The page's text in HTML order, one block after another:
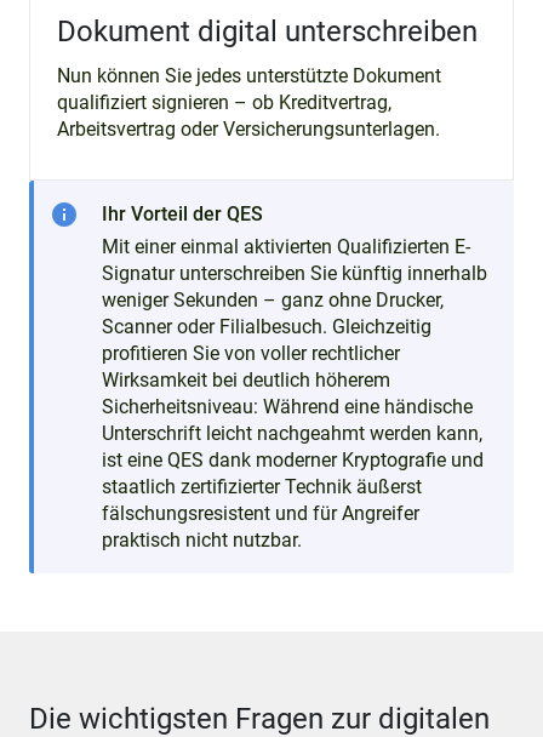
Dokument digital unterschreiben
Nun können Sie jedes unterstützte Dokument
qualifiziert signieren – ob Kreditvertrag,
Arbeitsvertrag oder Versicherungsunterlagen.
info
Ihr Vorteil der QES
Mit einer einmal aktivierten Qualifizierten E-
Signatur unterschreiben Sie künftig innerhalb
weniger Sekunden – ganz ohne Drucker,
Scanner oder Filialbesuch. Gleichzeitig
profitieren Sie von voller rechtlicher
Wirksamkeit bei deutlich höherem
Sicherheitsniveau: Während eine händische
Unterschrift leicht nachgeahmt werden kann,
ist eine QES dank moderner Kryptografie und
staatlich zertifizierter Technik äußerst
fälschungsresistent und für Angreifer
praktisch nicht nutzbar.
Die wichtigsten Fragen zur digitalen